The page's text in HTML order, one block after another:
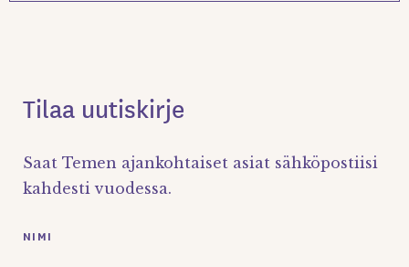
Tilaa uutiskirje
Saat Temen ajankohtaiset asiat sähköpostiisi
kahdesti vuodessa.
NIMI